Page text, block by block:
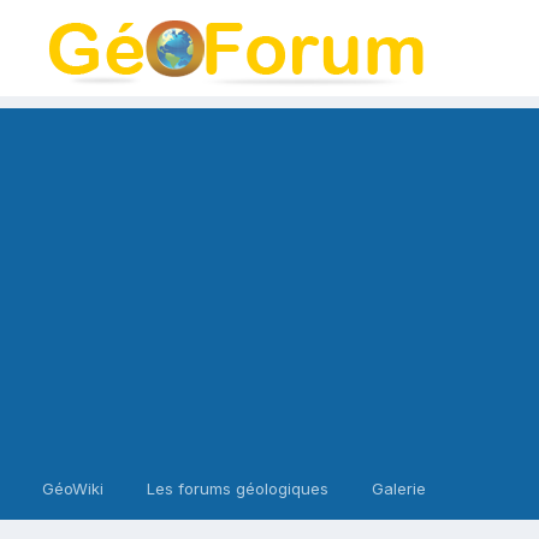
GéoWiki Les forums géologiques Galerie